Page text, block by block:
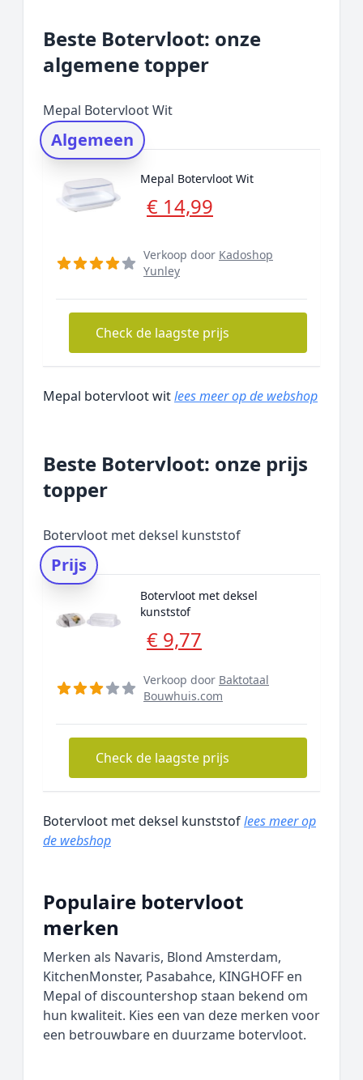
Onze algemene topper
Prijs topper
Rating topper
Onderzoeksmethode
Alternatieven
Prijsniveaus
Beste Botervloot: onze
algemene topper
Mepal Botervloot Wit
Algemeen
Mepal Botervloot Wit
€ 14,99
Verkoop door Kadoshop
Yunley
Check de laagste prijs
Mepal botervloot witlees meer op de webshop
Beste Botervloot: onze prijs
topper
Botervloot met deksel kunststof
Prijs
Botervloot met deksel
kunststof
€ 9,77
Verkoop door Baktotaal
Bouwhuis.com
Check de laagste prijs
Botervloot met deksel kunststoflees meer op
de webshop
Populaire botervloot
merken
Merken als Navaris, Blond Amsterdam,
KitchenMonster, Pasabahce, KINGHOFF en
Mepal of discountershop staan bekend om
hun kwaliteit. Kies een van deze merken voor
een betrouwbare en duurzame botervloot.